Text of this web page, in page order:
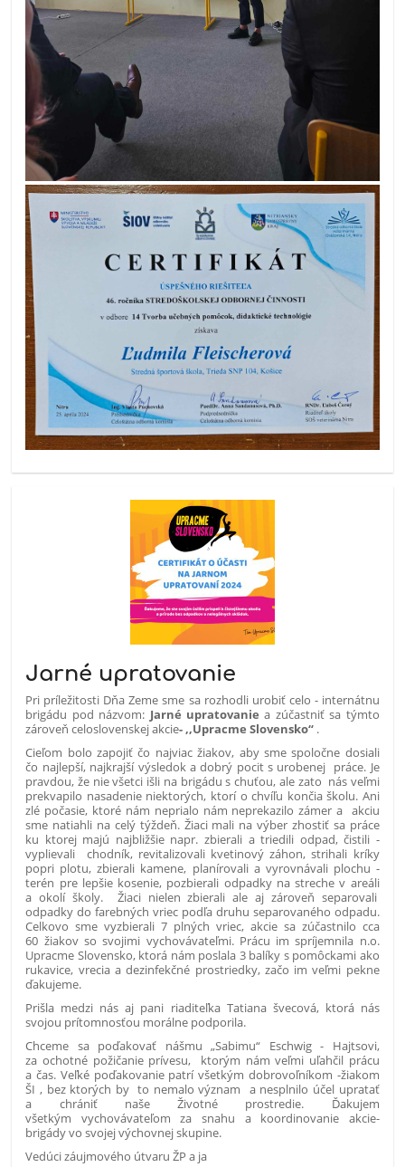
Jarné upratovanie
Pri príležitosti Dňa Zeme sme sa rozhodli urobiť celo - internátnu
brigádu pod názvom: Jarné upratovanie a zúčastniť sa týmto
zároveň celoslovenskej akcie- ,,Upracme Slovensko“ .
Cieľom bolo zapojiť čo najviac žiakov, aby sme spoločne dosiali
čo najlepší, najkrajší výsledok a dobrý pocit s urobenej práce. Je
pravdou, že nie všetci išli na brigádu s chuťou, ale zato nás veľmi
prekvapilo nasadenie niektorých, ktorí o chvíľu končia školu. Ani
zlé počasie, ktoré nám neprialo nám neprekazilo zámer a akciu
sme natiahli na celý týždeň. Žiaci mali na výber zhostiť sa práce
ku ktorej majú najbližšie napr. zbierali a triedili odpad, čistili -
vyplievali chodník, revitalizovali kvetinový záhon, strihali kríky
popri plotu, zbierali kamene, planírovali a vyrovnávali plochu -
terén pre lepšie kosenie, pozbierali odpadky na streche v areáli
a okolí školy. Žiaci nielen zbierali ale aj zároveň separovali
odpadky do farebných vriec podľa druhu separovaného odpadu.
Celkovo sme vyzbierali 7 plných vriec, akcie sa zúčastnilo cca
60 žiakov so svojimi vychovávateľmi. Prácu im spríjemnila n.o.
Upracme Slovensko, ktorá nám poslala 3 balíky s pomôckami ako
rukavice, vrecia a dezinfekčné prostriedky, začo im veľmi pekne
ďakujeme.
Prišla medzi nás aj pani riaditeľka Tatiana švecová, ktorá nás
svojou prítomnosťou morálne podporila.
Chceme sa poďakovať nášmu „Sabimu“ Eschwig - Hajtsovi,
za ochotné požičanie prívesu, ktorým nám veľmi uľahčil prácu
a čas. Veľké poďakovanie patrí všetkým dobrovoľníkom -žiakom
ŠI , bez ktorých by to nemalo význam a nesplnilo účel upratať
a chrániť naše Životné prostredie. Ďakujem
všetkým vychovávateľom za snahu a koordinovanie akcie-
brigády vo svojej výchovnej skupine.
Vedúci záujmového útvaru ŽP a ja